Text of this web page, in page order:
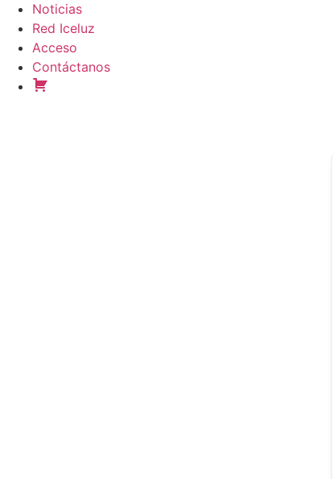
Noticias
Red Iceluz
Acceso
Contáctanos